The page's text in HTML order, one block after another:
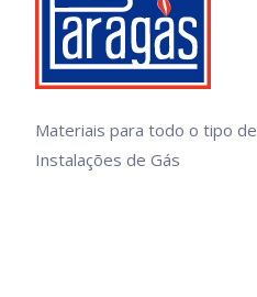
Materiais para todo o tipo de
Instalações de Gás